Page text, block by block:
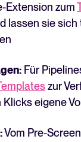
Extension zum
lassen sie
Für
zur
eigene
Vom Pre-